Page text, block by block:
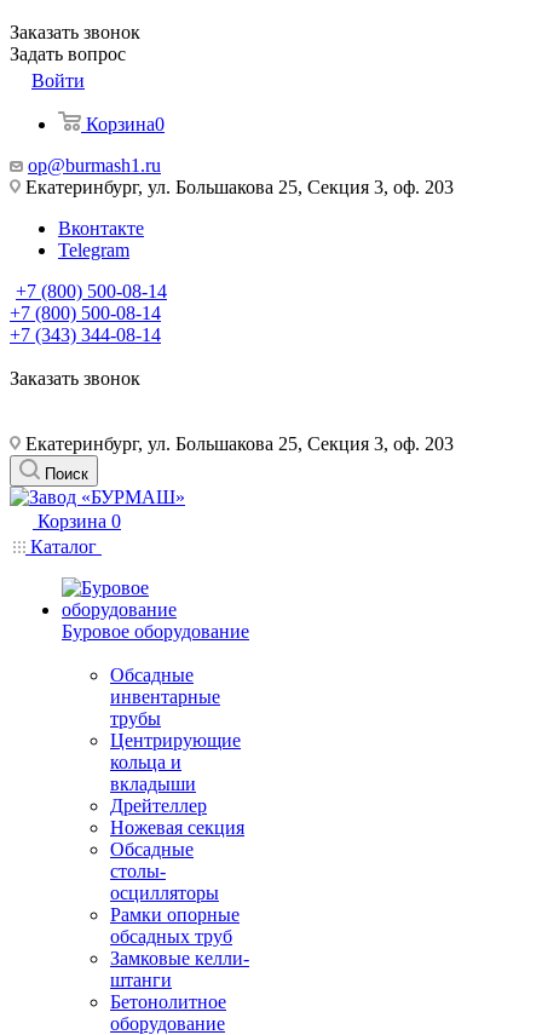
Заказать звонок
Задать вопрос
Войти
Корзина0
op@burmash1.ru
Екатеринбург, ул. Большакова 25, Секция 3, оф. 203
Вконтакте
Telegram
+7 (800) 500-08-14
+7 (800) 500-08-14
+7 (343) 344-08-14
Заказать звонок
Екатеринбург, ул. Большакова 25, Секция 3, оф. 203
Поиск
Корзина 0
Каталог
Буровое оборудование
Обсадные
инвентарные
трубы
Центрирующие
кольца и
вкладыши
Дрейтеллер
Ножевая секция
Обсадные
столы-
осцилляторы
Рамки опорные
обсадных труб
Замковые келли-
штанги
Бетонолитное
оборудование